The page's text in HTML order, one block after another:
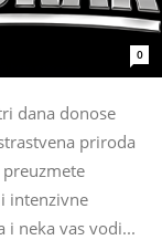
0
dana donose
priroda
intenzivne
i neka vas vodi...